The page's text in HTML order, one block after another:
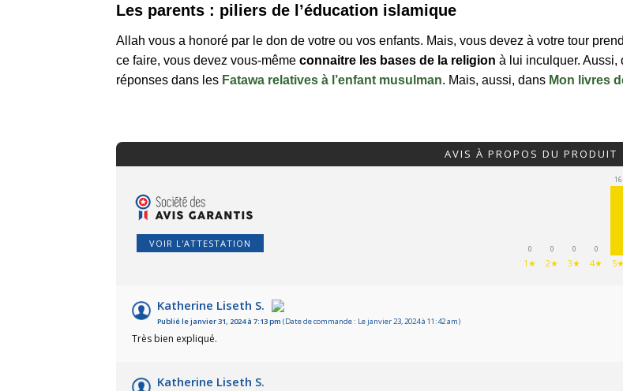
Les parents : piliers de l’éducation islamique
Allah vous a honoré par le don de votre ou vos enfants. Mais, vous devez à votre tour
ce faire, vous devez vous-même connaitre les bases de la religion à lui inculquer. Aussi,
réponses dans les Fatawa relatives à l’enfant musulman. Mais, aussi, dans Mon livres
AVIS À PROPOS DU PRODUIT
VOIR L'ATTESTATION 0
1★
0
2★
0
3★
0
4★
16
5★
Katherine Liseth S.
Publié le janvier 31, 2024 à 7:13 pm (Date de commande : Le janvier 23, 2024 à 11:42 am)
Très bien expliqué.
Katherine Liseth S.